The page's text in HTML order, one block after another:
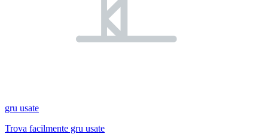
gru usate
Trova facilmente gru usate